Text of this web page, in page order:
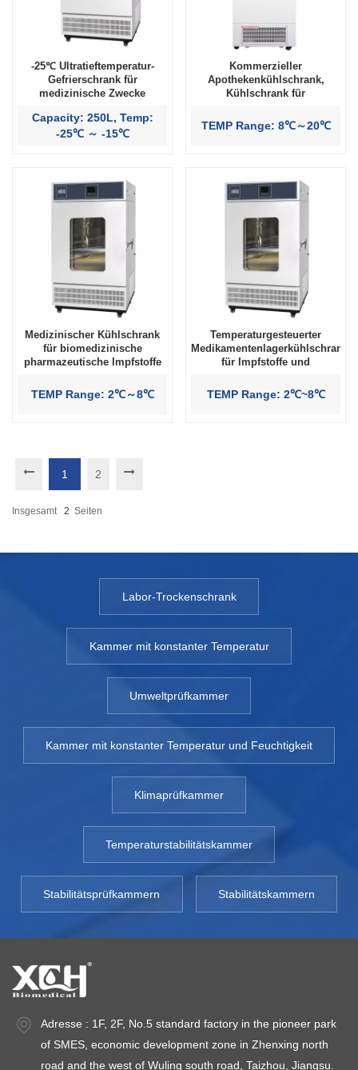
-25℃ Ultratieftemperatur-
Gefrierschrank für
medizinische Zwecke
Capacity: 250L, Temp:
-25℃ ～ -15℃
Kommerzieller
Apothekenkühlschrank,
Kühlschrank für
TEMP Range: 8℃～20℃
Medizinischer Kühlschrank
für biomedizinische
pharmazeutische Impfstoffe
TEMP Range: 2℃～8℃
Temperaturgesteuerter
Medikamentenlagerkühlschrank
für Impfstoffe und
TEMP Range: 2℃~8℃
1 2
Insgesamt 2 Seiten
Labor-Trockenschrank
Kammer mit konstanter Temperatur
Umweltprüfkammer
Kammer mit konstanter Temperatur und Feuchtigkeit
Klimaprüfkammer
Temperaturstabilitätskammer
Stabilitätsprüfkammern Stabilitätskammern
Adresse : 1F, 2F, No.5 standard factory in the pioneer park
of SMES, economic development zone in Zhenxing north
road and the west of Wuling south road, Taizhou, Jiangsu.